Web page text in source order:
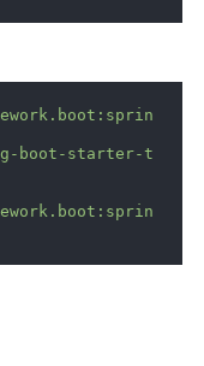
boot-starter-t